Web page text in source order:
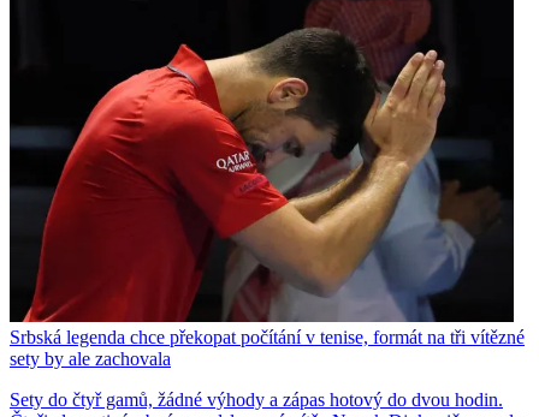
Srbská legenda chce překopat počítání v tenise, formát na tři vítězné
sety by ale zachovala
Sety do čtyř gamů, žádné výhody a zápas hotový do dvou hodin.